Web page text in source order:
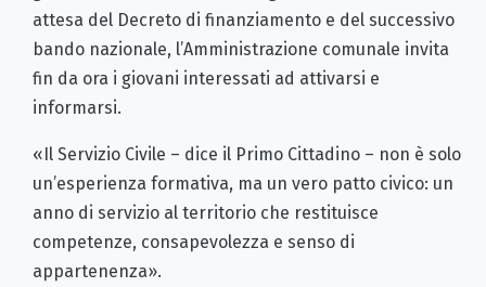
attesa del Decreto di finanziamento e del successivo
bando nazionale, l’Amministrazione comunale invita
fin da ora i giovani interessati ad attivarsi e
informarsi.
«Il Servizio Civile – dice il Primo Cittadino – non è solo
un’esperienza formativa, ma un vero patto civico: un
anno di servizio al territorio che restituisce
competenze, consapevolezza e senso di
appartenenza».